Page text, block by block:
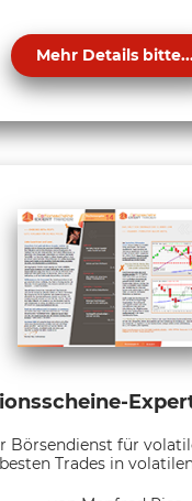
Mehr Details
Börsendienst für
Trades in